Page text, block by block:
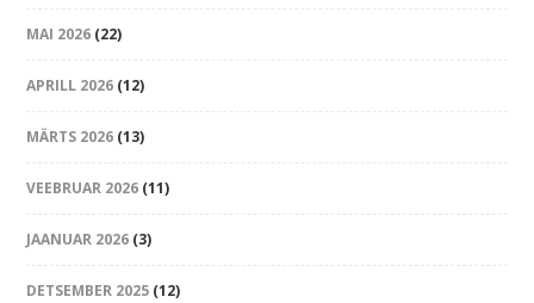
MAI 2026 (22)
APRILL 2026 (12)
MÄRTS 2026 (13)
VEEBRUAR 2026 (11)
JAANUAR 2026 (3)
DETSEMBER 2025 (12)